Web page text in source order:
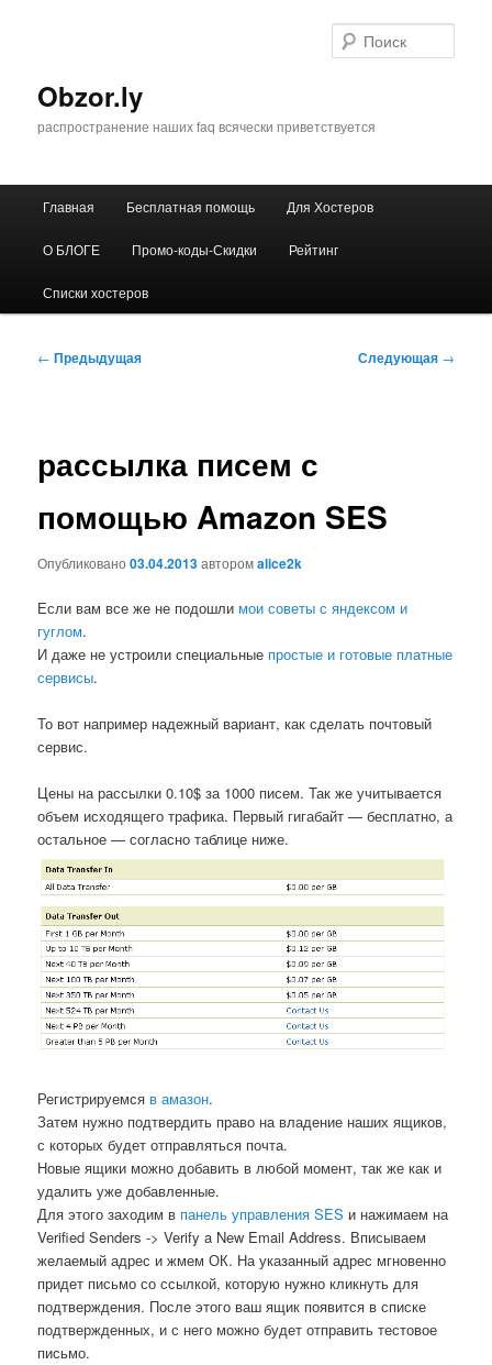
Obzor.ly
распространение наших faq всячески приветствуется
Главная Бесплатная помощь Для Хостеров
О БЛОГЕ Промо-коды-Скидки Рейтинг
Списки хостеров
Навигация
← Предыдущая Следующая →
рассылка писем с
помощью Amazon SES
Опубликовано03.04.2013авторомalice2k
Если вам все же не подошли мои советы с яндексом и
гуглом.
И даже не устроили специальные простые и готовые платные
сервисы.
То вот например надежный вариант, как сделать почтовый
сервис.
Цены на рассылки 0.10$ за 1000 писем. Так же учитывается
объем исходящего трафика. Первый гигабайт — бесплатно, а
остальное — согласно таблице ниже.
Регистрируемся в амазон.
Затем нужно подтвердить право на владение наших ящиков,
с которых будет отправляться почта.
Новые ящики можно добавить в любой момент, так же как и
удалить уже добавленные.
Для этого заходим в панель управления SES и нажимаем на
Verified Senders -> Verify a New Email Address. Вписываем
желаемый адрес и жмем ОК. На указанный адрес мгновенно
придет письмо со ссылкой, которую нужно кликнуть для
подтверждения. После этого ваш ящик появится в списке
подтвержденных, и с него можно будет отправить тестовое
письмо.